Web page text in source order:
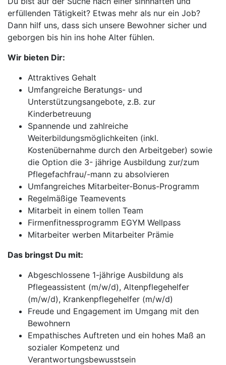
erfüllenden Tätigkeit? Etwas mehr als nur ein Job?
Dann hilf uns, dass sich unsere Bewohner sicher und
geborgen bis hin ins hohe Alter fühlen.
Wir bieten Dir:
Attraktives Gehalt
Umfangreiche Beratungs- und
Unterstützungsangebote, z.B. zur
Kinderbetreuung
Spannende und zahlreiche
Weiterbildungsmöglichkeiten (inkl.
Kostenübernahme durch den Arbeitgeber) sowie
die Option die 3- jährige Ausbildung zur/zum
Pflegefachfrau/-mann zu absolvieren
Umfangreiches Mitarbeiter-Bonus-Programm
Regelmäßige Teamevents
Mitarbeit in einem tollen Team
Firmenfitnessprogramm EGYM Wellpass
Mitarbeiter werben Mitarbeiter Prämie
Das bringst Du mit:
Abgeschlossene 1-jährige Ausbildung als
Pflegeassistent (m/w/d), Altenpflegehelfer
(m/w/d), Krankenpflegehelfer (m/w/d)
Freude und Engagement im Umgang mit den
Bewohnern
Empathisches Auftreten und ein hohes Maß an
sozialer Kompetenz und
Verantwortungsbewusstsein